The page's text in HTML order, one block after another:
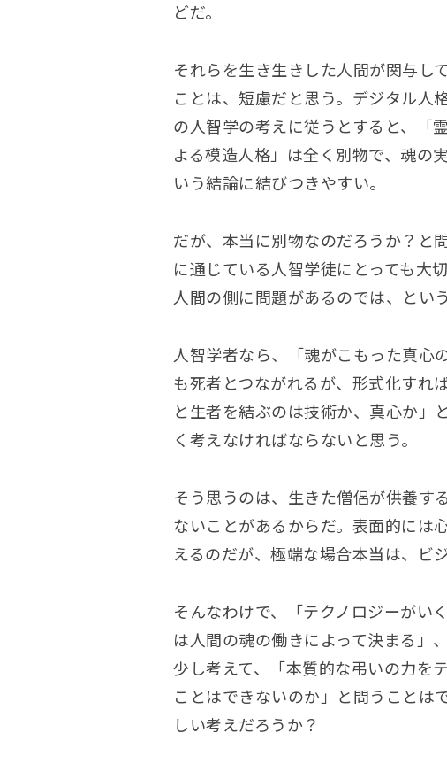
どだ。
それらを生き生きした人間が関与し
ことは、短慮だと思う。デジタル人
の人智学の考えに従うとすると、「
よる模造人格」は全く別物で、魂の
いう結論に結びつきやすい。
だが、本当に別物なのだろうか？と
に通じている人智学徒にとっても大
人間の側に問題があるのでは、とい
人智学者なら、「魂がこもった真心
も死者とつながれるが、形式化すれ
と生者を結ぶのは技術か、真心か」
く考えなければならないと思う。
そう思うのは、生きた僧侶が供養す
ないことがあるからだ。表面的には
えるのだが、極端な場合本当は、ビ
そんなわけで、「テクノロジーがい
は人間の魂の働きによって決まる」
少し考えて、「本質的な弔いの力を
ことはできないのか」と問うことは
しい考えだろうか？